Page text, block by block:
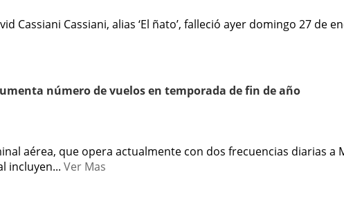
Cassiani, alias ‘El ñato’, falleció ayer domingo 27 de
número de vuelos en temporada de fin de año
aérea, que opera actualmente con dos frecuencias diarias a
incluyen... Ver Mas